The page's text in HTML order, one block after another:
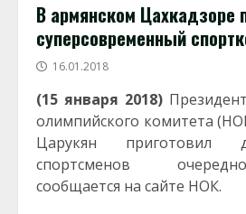
В армянском Цахкадзоре
суперсовременный
16.01.2018
(15 января 2018)
олимпийского комитета
Царукян приготовил
спортсменов
сообщается на сайте НОК.